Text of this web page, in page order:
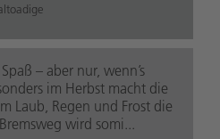
– aber nur, wenn’s
im Herbst macht die
Laub, Regen und Frost die
wird somi...